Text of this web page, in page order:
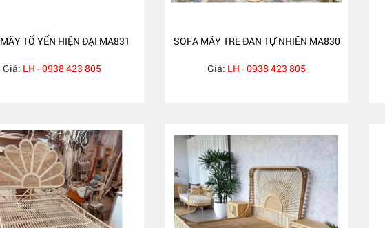
TỔ YẾN HIỆN ĐẠI MA831
Giá: LH - 0938 423 805
SOFA MÂY TRE ĐAN TỰ NHIÊN MA830
Giá: LH - 0938 423 805